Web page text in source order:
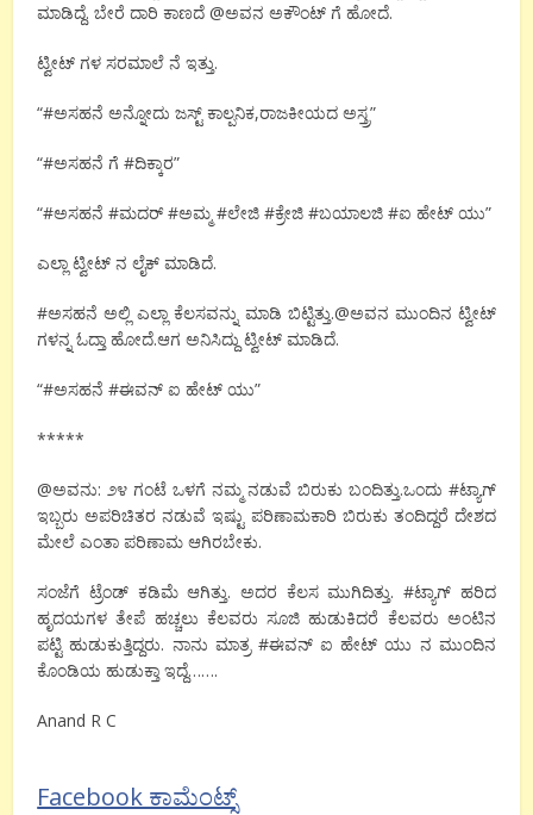
ಮಾಡಿದ್ದೆ. ಬೇರೆ ದಾರಿ ಕಾಣದೆ @ಅವನ ಅಕೌಂಟ್ ಗೆ ಹೋದೆ.
ಟ್ವೀಟ್ ಗಳ ಸರಮಾಲೆ ನೆ ಇತ್ತು.
“#ಅಸಹನೆ ಅನ್ನೋದು ಜಸ್ಟ್ ಕಾಲ್ಪನಿಕ,ರಾಜಕೀಯದ ಅಸ್ತ್ರ”
“#ಅಸಹನೆ ಗೆ #ದಿಕ್ಕಾರ”
“#ಅಸಹನೆ #ಮದರ್ #ಅಮ್ಮ #ಲೇಜಿ #ಕ್ರೇಜಿ #ಬಯಾಲಜಿ #ಐ ಹೇಟ್ ಯು”
ಎಲ್ಲಾ ಟ್ವೀಟ್ ನ ಲೈಕ್ ಮಾಡಿದೆ.
#ಅಸಹನೆ ಅಲ್ಲಿ ಎಲ್ಲಾ ಕೆಲಸವನ್ನು ಮಾಡಿ ಬಿಟ್ಟಿತ್ತು.@ಅವನ ಮುಂದಿನ ಟ್ವೀಟ್
ಗಳನ್ನ ಓದ್ತಾ ಹೋದೆ.ಆಗ ಅನಿಸಿದ್ದು ಟ್ವೀಟ್ ಮಾಡಿದೆ.
“#ಅಸಹನೆ #ಈವನ್ ಐ ಹೇಟ್ ಯು”
*****
@ಅವನು: ೨೪ ಗಂಟೆ ಒಳಗೆ ನಮ್ಮ ನಡುವೆ ಬಿರುಕು ಬಂದಿತ್ತು.ಒಂದು #ಟ್ಯಾಗ್
ಇಬ್ಬರು ಅಪರಿಚಿತರ ನಡುವೆ ಇಷ್ಟು ಪರಿಣಾಮಕಾರಿ ಬಿರುಕು ತಂದಿದ್ದರೆ ದೇಶದ
ಮೇಲೆ ಎಂತಾ ಪರಿಣಾಮ ಆಗಿರಬೇಕು.
ಸಂಜೆಗೆ ಟ್ರೆಂಡ್ ಕಡಿಮೆ ಆಗಿತ್ತು. ಅದರ ಕೆಲಸ ಮುಗಿದಿತ್ತು. #ಟ್ಯಾಗ್ ಹರಿದ
ಹೃದಯಗಳ ತೇಪೆ ಹಚ್ಚಲು ಕೆಲವರು ಸೂಜಿ ಹುಡುಕಿದರೆ ಕೆಲವರು ಅಂಟಿನ
ಪಟ್ಟಿ ಹುಡುಕುತ್ತಿದ್ದರು. ನಾನು ಮಾತ್ರ #ಈವನ್ ಐ ಹೇಟ್ ಯು ನ ಮುಂದಿನ
ಕೊಂಡಿಯ ಹುಡುಕ್ತಾ ಇದ್ದೆ…….
Anand R C
Facebook ಕಾಮೆಂಟ್ಸ್